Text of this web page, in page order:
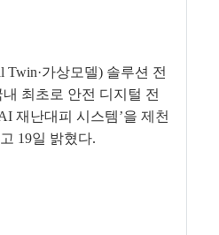
가상모델) 솔루션 전
최초로 안전 디지털 전
재난대피 시스템’을 제천
19일 밝혔다.